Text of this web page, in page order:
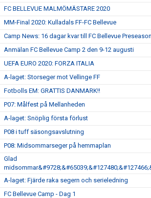
FC BELLEVUE MALMÖMÄSTARE 2020
MM-Final 2020: Kulladals FF-FC Bellevue
Camp News: 16 dagar kvar till FC Bellevue
Anmälan FC Bellevue Camp 2 den 9-12 augusti
UEFA EURO 2020: FORZA ITALIA
A-laget: Storseger mot Vellinge FF
Fotbolls EM: GRATTIS DANMARK!!
P07: Målfest på Mellanheden
A-laget: Snöplig första förlust
P08 i tuff säsongsavslutning
P08: Midsommarseger på hemmaplan
Glad
A-laget: Fjärde raka segern och serieledning
FC Bellevue Camp - Dag 1